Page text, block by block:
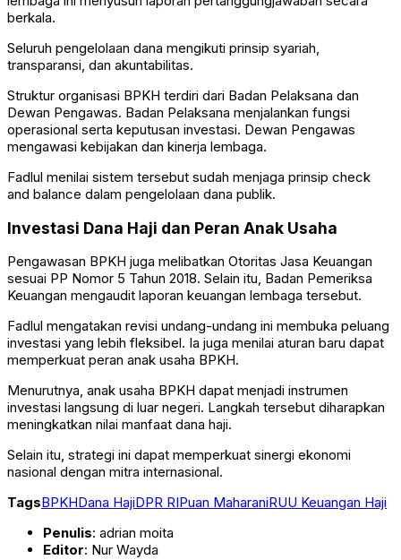
berkala.
Seluruh pengelolaan dana mengikuti prinsip syariah,
transparansi, dan akuntabilitas.
Struktur organisasi BPKH terdiri dari Badan Pelaksana dan
Dewan Pengawas. Badan Pelaksana menjalankan fungsi
operasional serta keputusan investasi. Dewan Pengawas
mengawasi kebijakan dan kinerja lembaga.
Fadlul menilai sistem tersebut sudah menjaga prinsip check
and balance dalam pengelolaan dana publik.
Investasi Dana Haji dan Peran Anak Usaha
Pengawasan BPKH juga melibatkan Otoritas Jasa Keuangan
sesuai PP Nomor 5 Tahun 2018. Selain itu, Badan Pemeriksa
Keuangan mengaudit laporan keuangan lembaga tersebut.
Fadlul mengatakan revisi undang-undang ini membuka peluang
investasi yang lebih fleksibel. Ia juga menilai aturan baru dapat
memperkuat peran anak usaha BPKH.
Menurutnya, anak usaha BPKH dapat menjadi instrumen
investasi langsung di luar negeri. Langkah tersebut diharapkan
meningkatkan nilai manfaat dana haji.
Selain itu, strategi ini dapat memperkuat sinergi ekonomi
nasional dengan mitra internasional.
TagsBPKHDana HajiDPR RIPuan MaharaniRUU Keuangan Haji
Penulis: adrian moita
Editor: Nur Wayda